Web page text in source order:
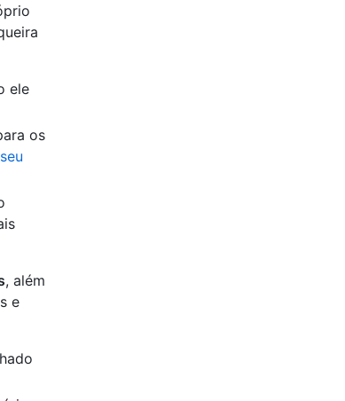
ele
os
, além
e